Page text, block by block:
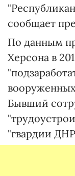
сообщает
По данным
Херсона в
Бывший
"гвардии